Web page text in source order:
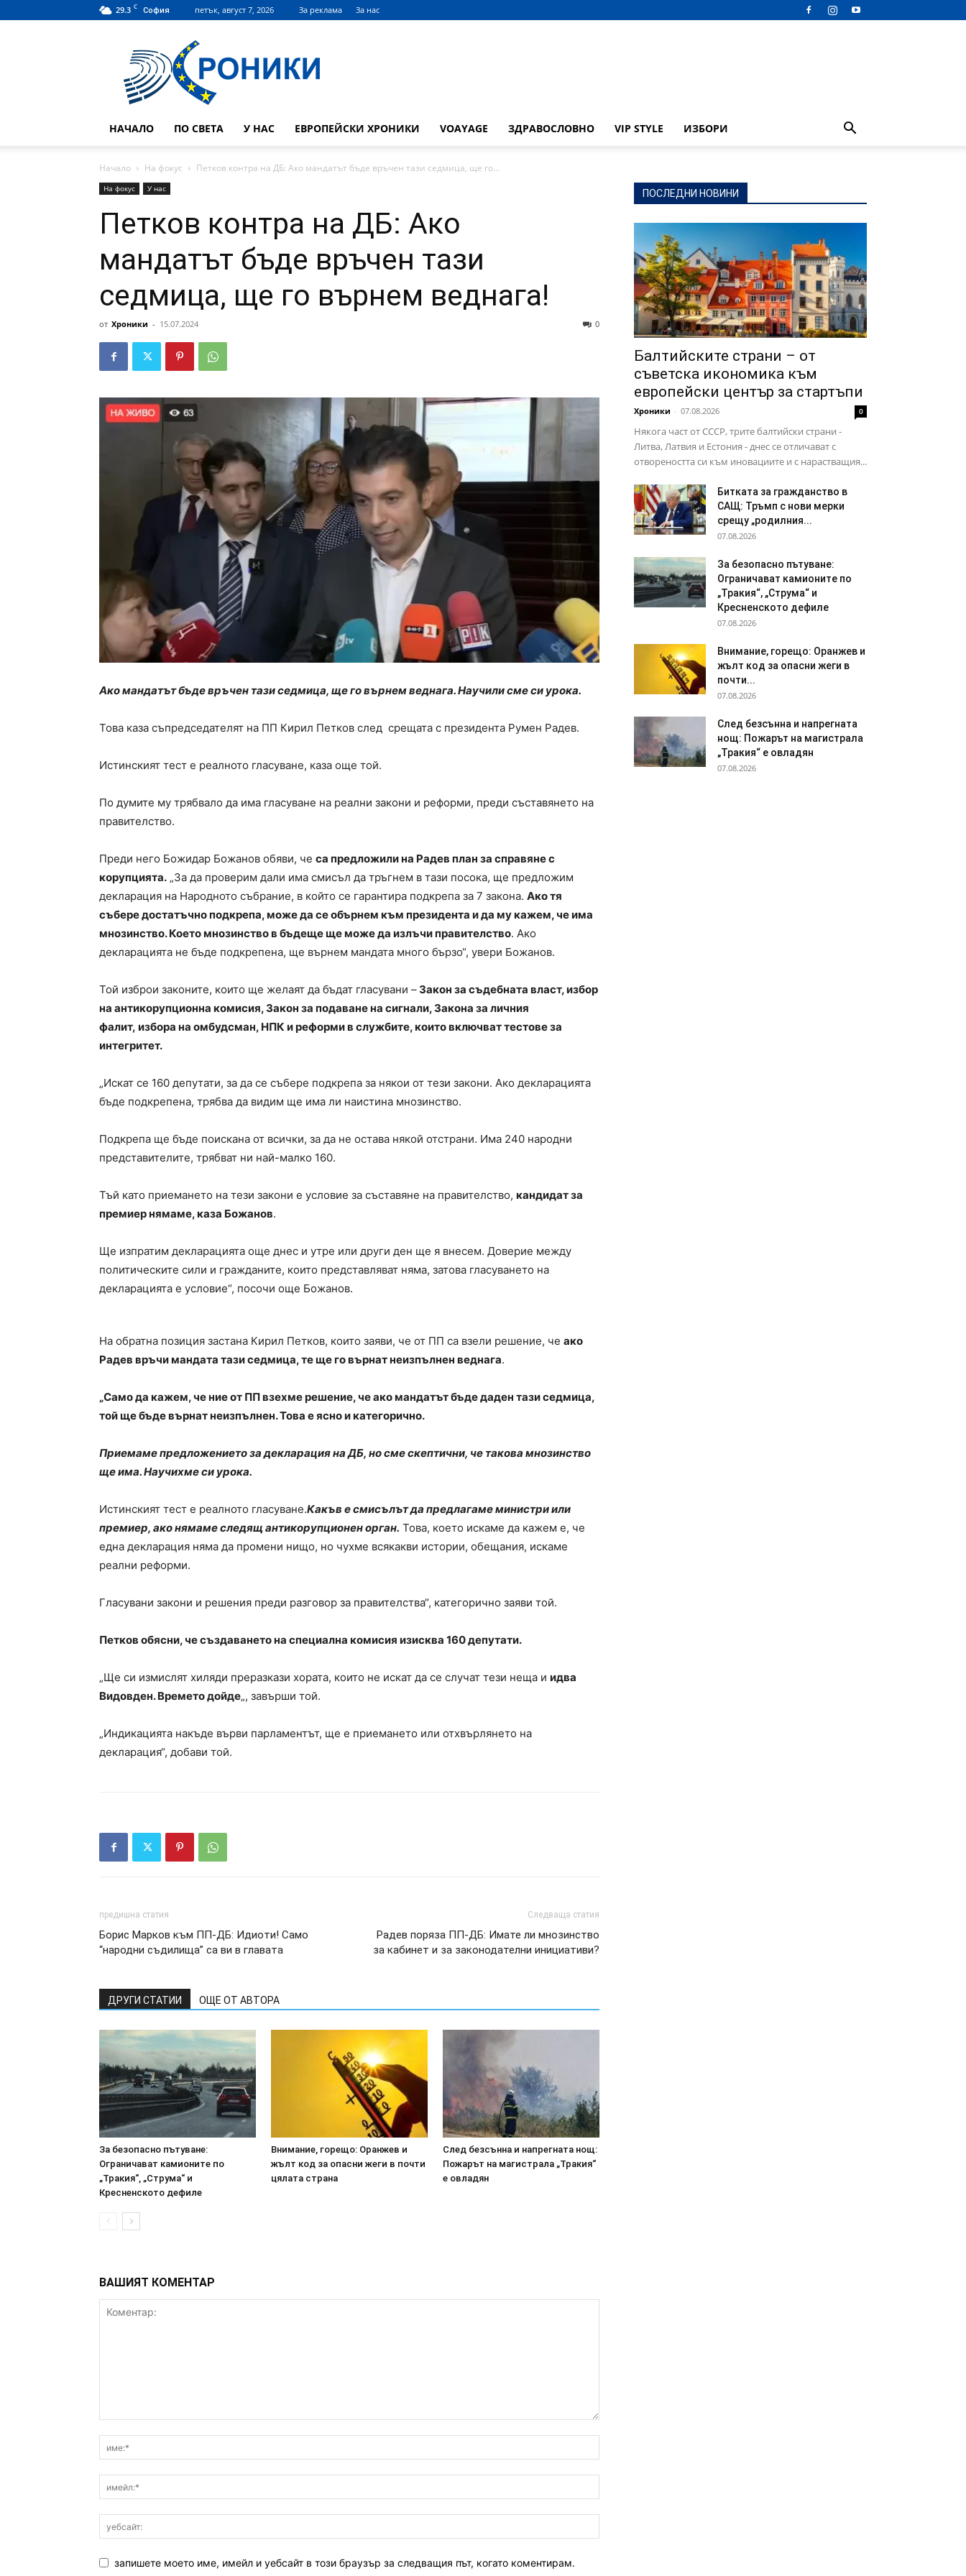
29.3 C София петък, август 7, 2026 За реклама За нас
НАЧАЛО ПО СВЕТА У НАС ЕВРОПЕЙСКИ ХРОНИКИ VOAYAGE ЗДРАВОСЛОВНО VIP STYLE ИЗБОРИ
Начало На фокус Петков контра на ДБ: Ако мандатът бъде връчен тази седмица, ще го...
На фокус У нас
Петков контра на ДБ: Ако
мандатът бъде връчен тази
седмица, ще го върнем веднага!
от Хроники - 15.07.2024 0
Ако мандатът бъде връчен тази седмица, ще го върнем веднага. Научили сме си урока.
Това каза съпредседателят на ПП Кирил Петков след срещата с президента Румен Радев.
Истинският тест е реалното гласуване, каза още той.
По думите му трябвало да има гласуване на реални закони и реформи, преди съставянето на
правителство.
Преди него Божидар Божанов обяви, че са предложили на Радев план за справяне с
корупцията. „За да проверим дали има смисъл да тръгнем в тази посока, ще предложим
декларация на Народното събрание, в който се гарантира подкрепа за 7 закона. Ако тя
събере достатъчно подкрепа, може да се обърнем към президента и да му кажем, че има
мнозинство. Което мнозинство в бъдеще ще може да излъчи правителство. Ако
декларацията не бъде подкрепена, ще върнем мандата много бързо“, увери Божанов.
Той изброи законите, които ще желаят да бъдат гласувани – Закон за съдебната власт, избор
на антикорупционна комисия, Закон за подаване на сигнали, Закона за личния
фалит, избора на омбудсман, НПК и реформи в службите, които включват тестове за
интегритет.
„Искат се 160 депутати, за да се събере подкрепа за някои от тези закони. Ако декларацията
бъде подкрепена, трябва да видим ще има ли наистина мнозинство.
Подкрепа ще бъде поискана от всички, за да не остава някой отстрани. Има 240 народни
представителите, трябват ни най-малко 160.
Тъй като приемането на тези закони е условие за съставяне на правителство, кандидат за
премиер нямаме, каза Божанов.
Ще изпратим декларацията още днес и утре или други ден ще я внесем. Доверие между
политическите сили и гражданите, които представляват няма, затова гласуването на
декларацията е условие“, посочи още Божанов.
На обратна позиция застана Кирил Петков, които заяви, че от ПП са взели решение, че ако
Радев връчи мандата тази седмица, те ще го върнат неизпълнен веднага.
„Само да кажем, че ние от ПП взехме решение, че ако мандатът бъде даден тази седмица,
той ще бъде върнат неизпълнен. Това е ясно и категорично.
Приемаме предложението за декларация на ДБ, но сме скептични, че такова мнозинство
ще има. Научихме си урока.
Истинският тест е реалното гласуване.Какъв е смисълът да предлагаме министри или
премиер, ако нямаме следящ антикорупционен орган. Това, което искаме да кажем е, че
една декларация няма да промени нищо, но чухме всякакви истории, обещания, искаме
реални реформи.
Гласувани закони и решения преди разговор за правителства“, категорично заяви той.
Петков обясни, че създаването на специална комисия изисква 160 депутати.
„Ще си измислят хиляди преразкази хората, които не искат да се случат тези неща и идва
Видовден. Времето дойде„, завърши той.
„Индикацията накъде върви парламентът, ще е приемането или отхвърлянето на
декларация“, добави той.
предишна статия
Борис Марков към ПП-ДБ: Идиоти! Само
“народни съдилища” са ви в главата
Следваща статия
Радев поряза ПП-ДБ: Имате ли мнозинство
за кабинет и за законодателни инициативи?
ДРУГИ СТАТИИ ОЩЕ ОТ АВТОРА
За безопасно пътуване:
Ограничават камионите по
„Тракия“, „Струма“ и
Кресненското дефиле
Внимание, горещо: Оранжев и
жълт код за опасни жеги в почти
цялата страна
След безсънна и напрегната нощ:
Пожарът на магистрала „Тракия“
е овладян
ВАШИЯТ КОМЕНТАР
запишете моето име, имейл и уебсайт в този браузър за следващия път, когато коментирам.
ПОСЛЕДНИ НОВИНИ
Балтийските страни – от
съветска икономика към
европейски център за стартъпи
Хроники - 07.08.2026 0
Някога част от СССР, трите балтийски страни -
Литва, Латвия и Естония - днес се отличават с
отвореността си към иновациите и с нарастващия...
Битката за гражданство в
САЩ: Тръмп с нови мерки
срещу „родилния...
07.08.2026
За безопасно пътуване:
Ограничават камионите по
„Тракия“, „Струма“ и
Кресненското дефиле
07.08.2026
Внимание, горещо: Оранжев и
жълт код за опасни жеги в
почти...
07.08.2026
След безсънна и напрегната
нощ: Пожарът на магистрала
„Тракия“ е овладян
07.08.2026